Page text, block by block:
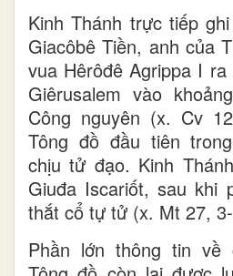
Kinh Thánh trực tiếp
Giacôbê Tiền, anh của
vua Hêrôđê Agrippa I
Giêrusalem vào
Công nguyên (x. Cv
Tông đồ đầu tiên
chịu tử đạo. Kinh
Giuđa Iscariốt, sau khi
thắt cổ tự tử (x. Mt 27,
Phần lớn thông tin về